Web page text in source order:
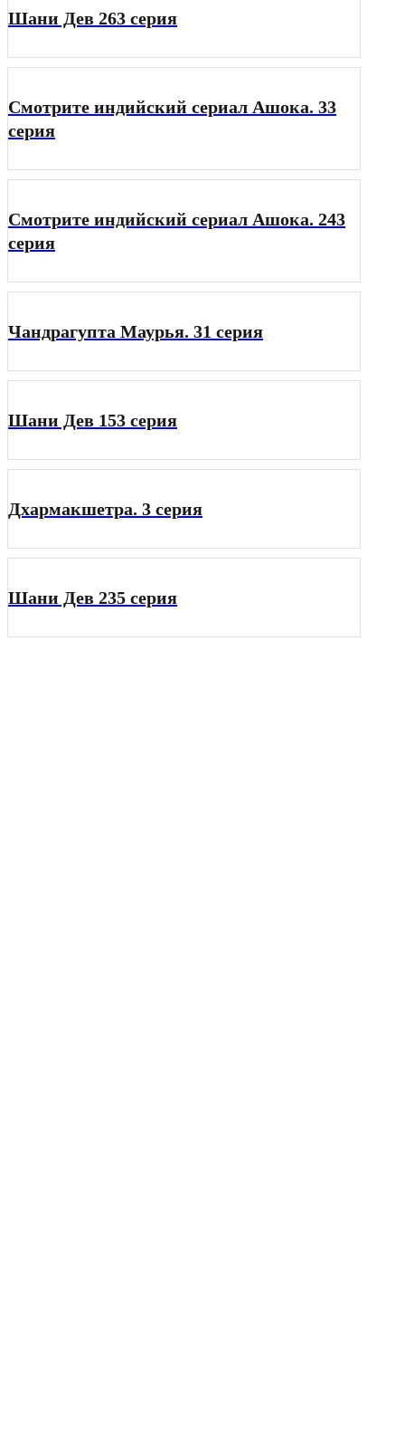
Шани Дев 263 серия
Смотрите индийский сериал Ашока. 33
серия
Смотрите индийский сериал Ашока. 243
серия
Чандрагупта Маурья. 31 серия
Шани Дев 153 серия
Дхармакшетра. 3 серия
Шани Дев 235 серия